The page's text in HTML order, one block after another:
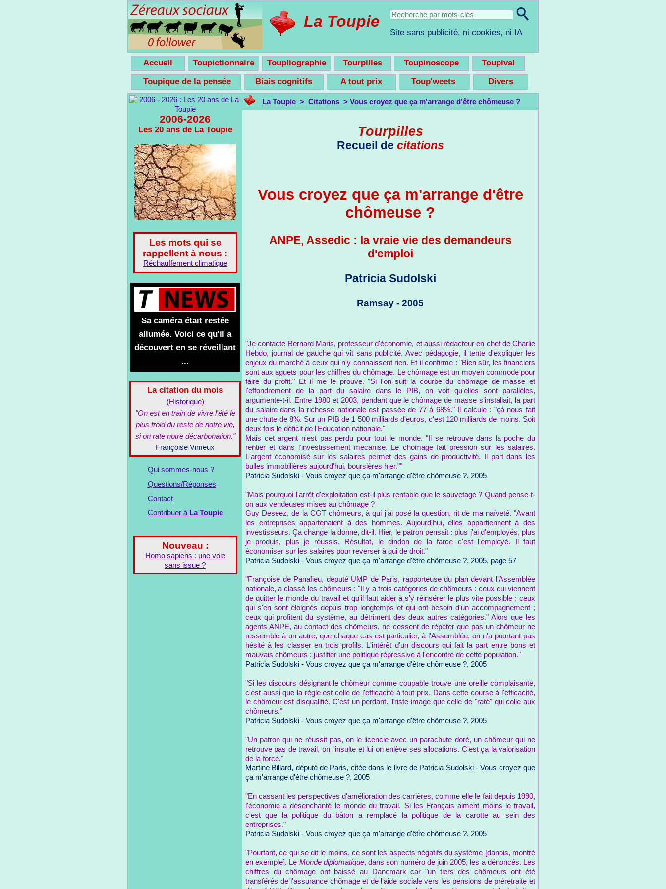
La Toupie
Site sans publicité, ni cookies, ni IA
Accueil Toupictionnaire Toupliographie Tourpilles Toupinoscope
Toupival
Toupique de la pensée
Biais cognitifs A tout prix Toup'weets Divers
2006-2026
Les 20 ans de La Toupie
Les mots qui se
rappellent à nous :
Réchauffement climatique
Sa caméra était restée
allumée. Voici ce qu'il a
découvert en se réveillant
...
La citation du mois
(Historique)
"On est en train de vivre l'été le
plus froid du reste de notre vie,
si on rate notre décarbonation."
Françoise Vimeux
Qui sommes-nous ?
Questions/Réponses
Contact
Contribuer à La Toupie
Nouveau :
Homo sapiens : une voie
sans issue ?
La Toupie > Citations > Vous croyez que ça m'arrange d'être chômeuse ?
Tourpilles
Recueil de citations
Vous croyez que ça m'arrange d'être
chômeuse ?
ANPE, Assedic : la vraie vie des demandeurs
d'emploi
Patricia Sudolski
Ramsay - 2005
"Je contacte Bernard Maris, professeur d'économie, et aussi rédacteur en chef de Charlie
Hebdo, journal de gauche qui vit sans publicité. Avec pédagogie, il tente d'expliquer les
enjeux du marché à ceux qui n'y connaissent rien. Et il confirme : "Bien sûr, les financiers
sont aux aguets pour les chiffres du chômage. Le chômage est un moyen commode pour
faire du profit." Et il me le prouve. "Si l'on suit la courbe du chômage de masse et
l'effondrement de la part du salaire dans le PIB, on voit qu'elles sont parallèles,
argumente-t-il. Entre 1980 et 2003, pendant que le chômage de masse s'installait, la part
du salaire dans la richesse nationale est passée de 77 à 68%." Il calcule : "çà nous fait
une chute de 8%. Sur un PIB de 1 500 milliards d'euros, c'est 120 milliards de moins. Soit
deux fois le déficit de l'Education nationale."
Mais cet argent n'est pas perdu pour tout le monde. "Il se retrouve dans la poche du
rentier et dans l'investissement mécanisé. Le chômage fait pression sur les salaires.
L'argent économisé sur les salaires permet des gains de productivité. Il part dans les
bulles immobilières aujourd'hui, boursières hier.""
Patricia Sudolski - Vous croyez que ça m'arrange d'être chômeuse ?, 2005
"Mais pourquoi l'arrêt d'exploitation est-il plus rentable que le sauvetage ? Quand pense-t-
on aux vendeuses mises au chômage ?
Guy Deseez, de la CGT chômeurs, à qui j'ai posé la question, rit de ma naïveté. "Avant
les entreprises appartenaient à des hommes. Aujourd'hui, elles appartiennent à des
investisseurs. Ça change la donne, dit-il. Hier, le patron pensait : plus j'ai d'employés, plus
je produis, plus je réussis. Résultat, le dindon de la farce c'est l'employé. Il faut
économiser sur les salaires pour reverser à qui de droit."
Patricia Sudolski - Vous croyez que ça m'arrange d'être chômeuse ?, 2005, page 57
"Françoise de Panafieu, député UMP de Paris, rapporteuse du plan devant l'Assemblée
nationale, a classé les chômeurs : "Il y a trois catégories de chômeurs : ceux qui viennent
de quitter le monde du travail et qu'il faut aider à s'y réinsérer le plus vite possible ; ceux
qui s'en sont éloignés depuis trop longtemps et qui ont besoin d'un accompagnement ;
ceux qui profitent du système, au détriment des deux autres catégories." Alors que les
agents ANPE, au contact des chômeurs, ne cessent de répéter que pas un chômeur ne
ressemble à un autre, que chaque cas est particulier, à l'Assemblée, on n'a pourtant pas
hésité à les classer en trois profils. L'intérêt d'un discours qui fait la part entre bons et
mauvais chômeurs : justifier une politique répressive à l'encontre de cette population."
Patricia Sudolski - Vous croyez que ça m'arrange d'être chômeuse ?, 2005
"Si les discours désignant le chômeur comme coupable trouve une oreille complaisante,
c'est aussi que la règle est celle de l'efficacité à tout prix. Dans cette course à l'efficacité,
le chômeur est disqualifié. C'est un perdant. Triste image que celle de "raté" qui colle aux
chômeurs."
Patricia Sudolski - Vous croyez que ça m'arrange d'être chômeuse ?, 2005
"Un patron qui ne réussit pas, on le licencie avec un parachute doré, un chômeur qui ne
retrouve pas de travail, on l'insulte et lui on enlève ses allocations. C'est ça la valorisation
de la force."
Martine Billard, député de Paris, citée dans le livre de Patricia Sudolski - Vous croyez que
ça m'arrange d'être chômeuse ?, 2005
"En cassant les perspectives d'amélioration des carrières, comme elle le fait depuis 1990,
l'économie a désenchanté le monde du travail. Si les Français aiment moins le travail,
c'est que la politique du bâton a remplacé la politique de la carotte au sein des
entreprises."
Patricia Sudolski - Vous croyez que ça m'arrange d'être chômeuse ?, 2005
"Pourtant, ce qui se dit le moins, ce sont les aspects négatifs du système [danois, montré
en exemple]. Le Monde diplomatique, dans son numéro de juin 2005, les a dénoncés. Les
chiffres du chômage ont baissé au Danemark car "un tiers des chômeurs ont été
transférés de l'assurance chômage et de l'aide sociale vers les pensions de préretraite et